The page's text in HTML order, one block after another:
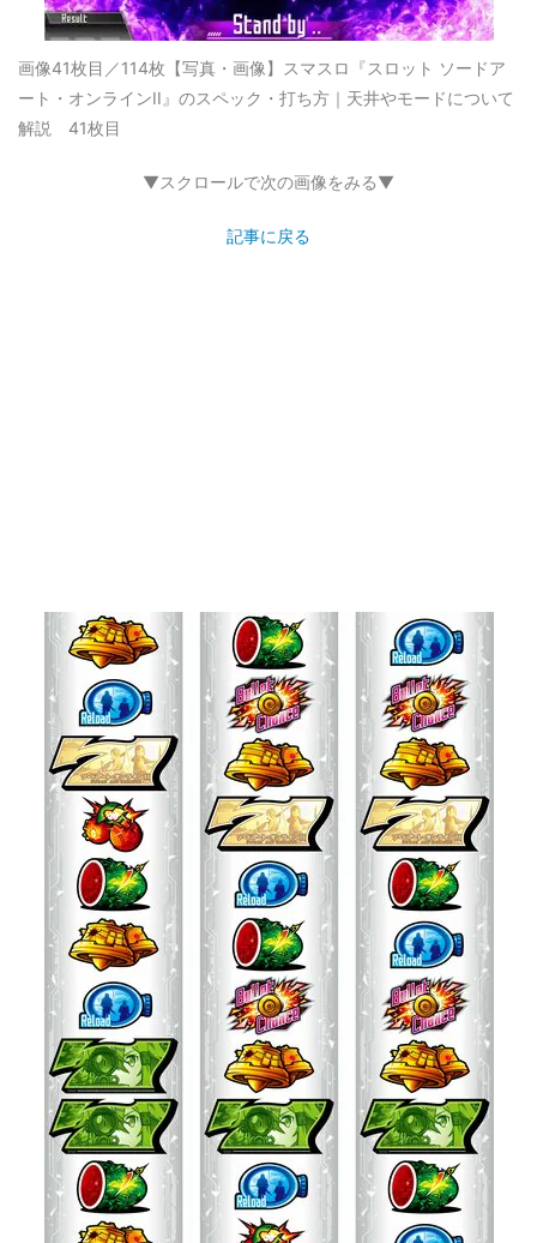
画像41枚目／114枚 【写真・画像】スマスロ『スロット ソードア
ート・オンラインII』のスペック・打ち方｜天井やモードについて
解説 41枚目
▼スクロールで次の画像をみる▼
記事に戻る